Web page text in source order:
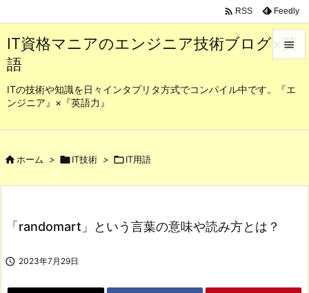
IT資格マニアのエンジニア技術ブログ×英
語
ITの技術や知識を日々インタプリタ方式でコンパイル中です。『エ
ンジニア』×『英語力』

メニュ
 RSS Feedly
ホーム > IT技術 > IT用語
「randomart」という言葉の意味や読み方とは？
 2023年7月29日